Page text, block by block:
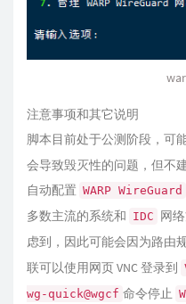
注意事项和其它说明
脚本目前处于公测阶段，可
会导致毁灭性的问题，但不
自动配置 WARP WireGuard
多数主流的系统和 IDC 网
虑到，因此可能会因为路由
联可以使用网页 VNC 登录到
wg-quick@wgcf 命令停止